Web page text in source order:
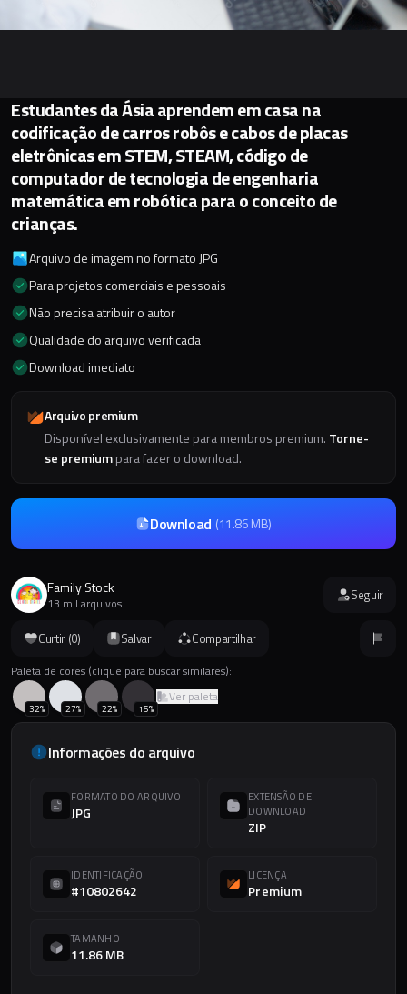
Curtir (0) Salvar Compartilhar
Paleta de cores (clique para buscar similares):
32% 27% 22% 15%
Ver paleta
Informações do arquivo
FORMATO DO ARQUIVO
JPG
EXTENSÃO DE
DOWNLOAD
ZIP
IDENTIFICAÇÃO
#10802642
LICENÇA
Premium
TAMANHO
11.86 MB
Estudantes da Ásia aprendem em casa na
codificação de carros robôs e cabos de placas
eletrônicas em STEM, STEAM, código de
computador de tecnologia de engenharia
matemática em robótica para o conceito de
crianças.
Arquivo de imagem no formato JPG
Para projetos comerciais e pessoais
Não precisa atribuir o autor
Qualidade do arquivo verificada
Download imediato
Arquivo premium
Disponível exclusivamente para membros premium. Torne-
se premiumpara fazer o download.
Download (11.86 MB)
Family Stock
13 mil arquivos Seguir